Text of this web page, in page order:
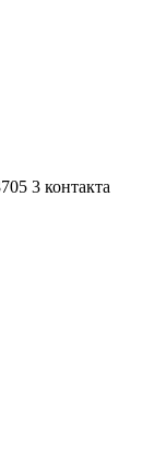
3 контакта